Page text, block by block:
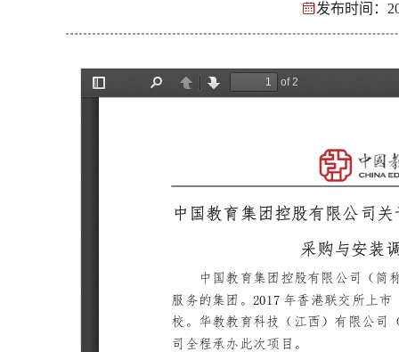
发布时间：